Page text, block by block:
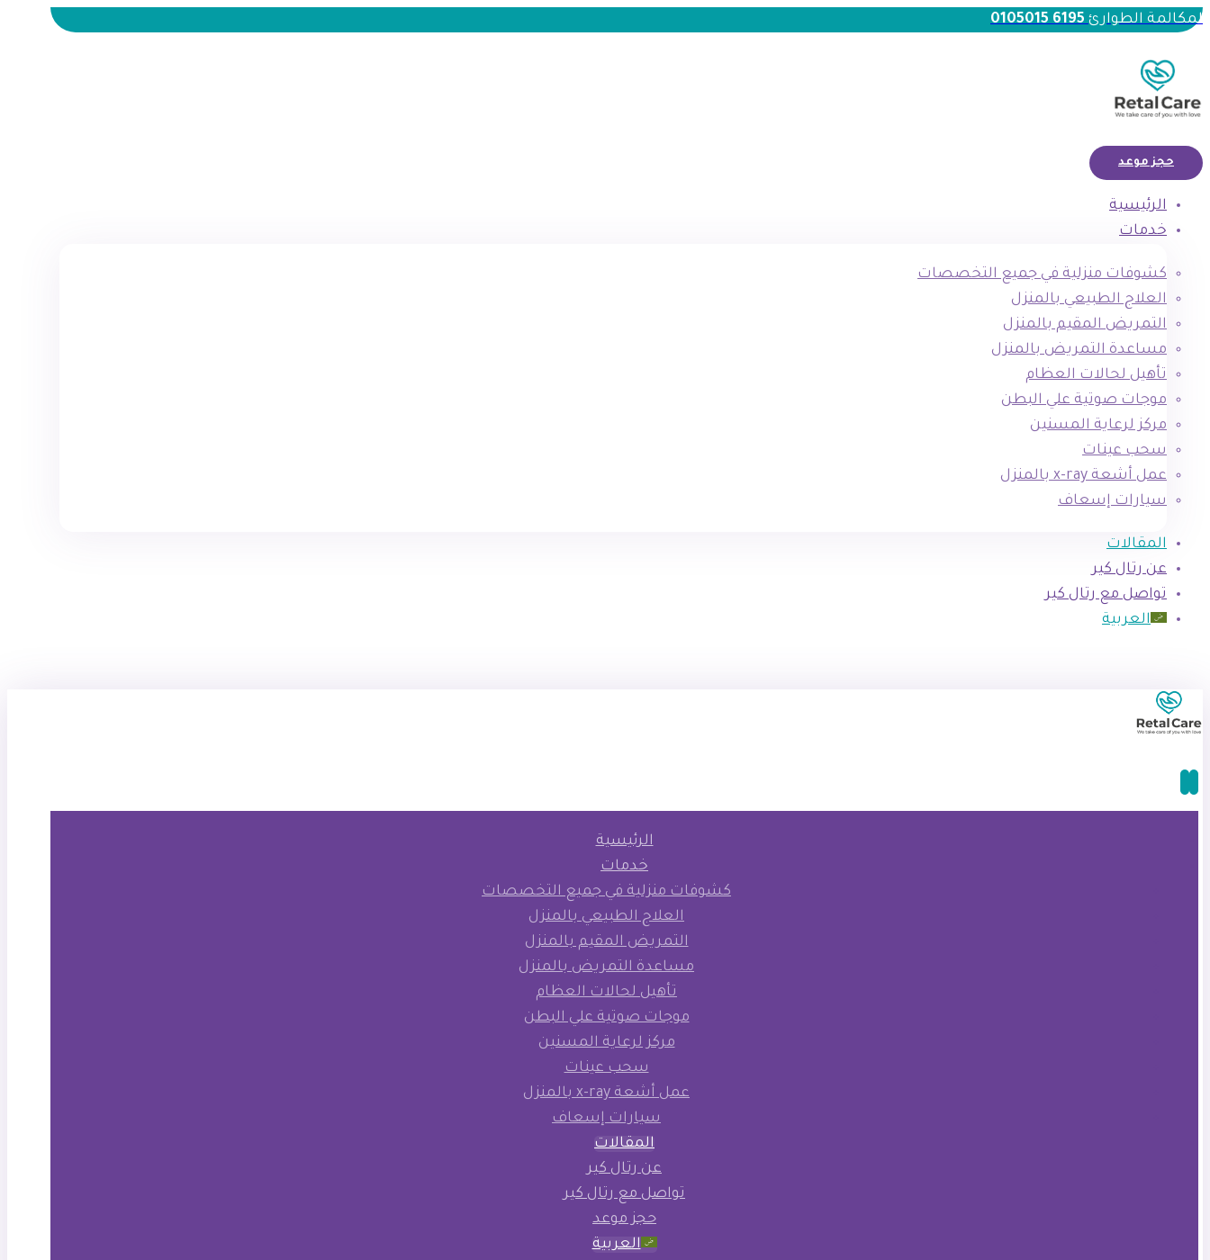
لمكالمة الطوارئ6195 0105015
حجز موعد
الرئيسية
خدمات
كشوفات منزلية في جميع التخصصات
العلاج الطبيعي بالمنزل
التمريض المقيم بالمنزل
مساعدة التمريض بالمنزل
تأهيل لحالات العظام
موجات صوتية علي البطن
مركز لرعاية المسنين
سحب عينات
عمل أشعة x-ray بالمنزل
سيارات إسعاف
المقالات
عن رتال كير
تواصل مع رتال كير
العربية
الرئيسية
خدمات
كشوفات منزلية في جميع التخصصات
العلاج الطبيعي بالمنزل
التمريض المقيم بالمنزل
مساعدة التمريض بالمنزل
تأهيل لحالات العظام
موجات صوتية علي البطن
مركز لرعاية المسنين
سحب عينات
عمل أشعة x-ray بالمنزل
سيارات إسعاف
المقالات
عن رتال كير
تواصل مع رتال كير
حجز موعد
العربية